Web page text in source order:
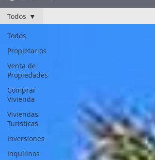
Todos
Propietarios
Venta de
Propiedades
Comprar
Vivienda
Viviendas
Turisticas
Inversiones
Inquilinos
Todos